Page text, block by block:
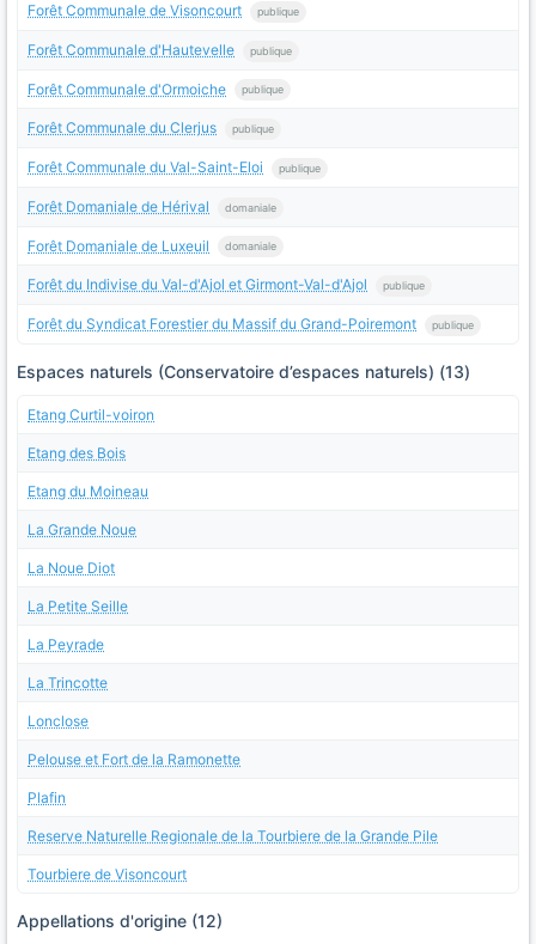
Forêt Communale de Visoncourt publique
Forêt Communale d'Hautevelle publique
Forêt Communale d'Ormoiche publique
Forêt Communale du Clerjus publique
Forêt Communale du Val-Saint-Eloi publique
Forêt Domaniale de Hérival domaniale
Forêt Domaniale de Luxeuil domaniale
Forêt du Indivise du Val-d'Ajol et Girmont-Val-d'Ajol publique
Forêt du Syndicat Forestier du Massif du Grand-Poiremont publique
Espaces naturels (Conservatoire d’espaces naturels) (13)
Etang Curtil-voiron
Etang des Bois
Etang du Moineau
La Grande Noue
La Noue Diot
La Petite Seille
La Peyrade
La Trincotte
Lonclose
Pelouse et Fort de la Ramonette
Plafin
Reserve Naturelle Regionale de la Tourbiere de la Grande Pile
Tourbiere de Visoncourt
Appellations d'origine (12)